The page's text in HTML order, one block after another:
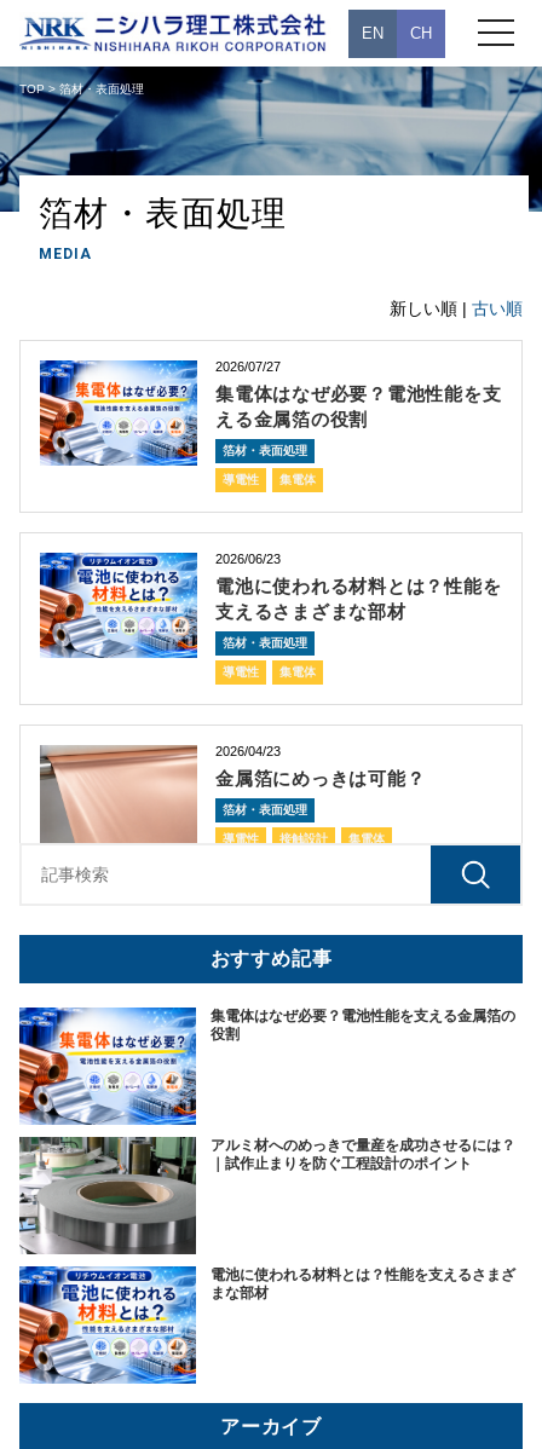
toggle
EN CH
TOP> 箔材・表面処理
箔材・表面処理
MEDIA
新しい順 | 古い順
2026/07/27
集電体はなぜ必要？電池性能を支
える金属箔の役割
箔材・表面処理
導電性 集電体
2026/06/23
電池に使われる材料とは？性能を
支えるさまざまな部材
箔材・表面処理
導電性 集電体
2026/04/23
金属箔にめっきは可能？
箔材・表面処理
導電性 接触設計 集電体
おすすめ記事
集電体はなぜ必要？電池性能を支える金属箔の
役割
アルミ材へのめっきで量産を成功させるには？
｜試作止まりを防ぐ工程設計のポイント
電池に使われる材料とは？性能を支えるさまざ
まな部材
アーカイブ